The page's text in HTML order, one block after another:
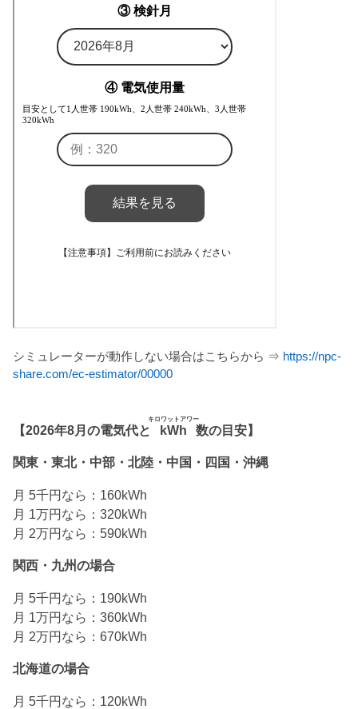
シミュレーターが動作しない場合はこちらから ⇒ https://npc-
share.com/ec-estimator/00000
【2026年8月の電気代と kWh
キロワットアワー
数の目安】
関東・東北・中部・北陸・中国・四国・沖縄
月 5千円なら：160kWh
月 1万円なら：320kWh
月 2万円なら：590kWh
関西・九州の場合
月 5千円なら：190kWh
月 1万円なら：360kWh
月 2万円なら：670kWh
北海道の場合
月 5千円なら：120kWh